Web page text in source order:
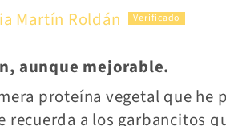
Martín Roldán
aunque mejorable.
proteína vegetal que he
recuerda a los garbancitos